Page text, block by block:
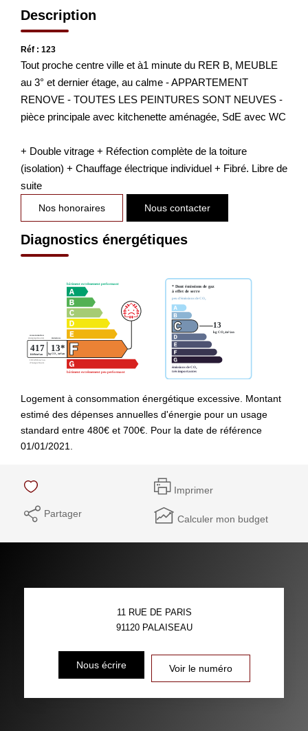
Description
Réf : 123
Tout proche centre ville et à1 minute du RER B, MEUBLE
au 3° et dernier étage, au calme - APPARTEMENT
RENOVE - TOUTES LES PEINTURES SONT NEUVES -
pièce principale avec kitchenette aménagée, SdE avec WC
+ Double vitrage + Réfection complète de la toiture
(isolation) + Chauffage électrique individuel + Fibré. Libre de
suite
Nos honoraires Nous contacter
Diagnostics énergétiques
Logement à consommation énergétique excessive. Montant
estimé des dépenses annuelles d'énergie pour un usage
standard entre 480€ et 700€. Pour la date de référence
01/01/2021.
Imprimer
Partager Calculer mon budget
11 RUE DE PARIS
91120 PALAISEAU
Nous écrire Voir le numéro